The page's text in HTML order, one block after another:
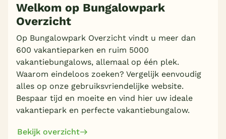
Welkom op Bungalowpark
Overzicht
Op Bungalowpark Overzicht vindt u meer dan
600 vakantieparken en ruim 5000
vakantiebungalows, allemaal op één plek.
Waarom eindeloos zoeken? Vergelijk eenvoudig
alles op onze gebruiksvriendelijke website.
Bespaar tijd en moeite en vind hier uw ideale
vakantiepark en perfecte vakantiebungalow.
Bekijk overzicht